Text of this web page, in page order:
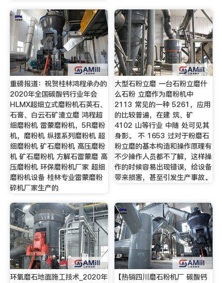
重磅报道：祝贺桂林鸿程承办的
2020年全国碳酸钙行业年会
HLMX超细立式磨粉机石英石、
石膏、白云石矿渣立磨 鸿程超
细磨粉机 雷蒙磨粉机，5R磨粉
机，磨粉机 纵摆系列磨粉机 超
细磨粉机 矿石磨粉机 高压磨粉
机 矿石磨粉机 方解石雷蒙磨 高
压磨粉机 环保磨粉机厂家 超细
磨粉机设备 桂林专业雷蒙磨粉
碎机厂家生产的
大型石粉立磨 一台石粉立磨什
么石粉 立磨作为磨粉机中
2113 常见的一种 5261，应用
的比较普遍，在建 筑、矿
4102 山等行业 中随 处可见其
身影。 不 1653 过对于粉磨石
粉立磨的基本构造和操作原理有
不少操作人员都不了解，这样操
作的时候容易出现错误，给设备
带来损害，甚至引发生产事故。
环氧磨石地面施工技术_2020年
【热销四川磨石粉机厂 碳酸钙